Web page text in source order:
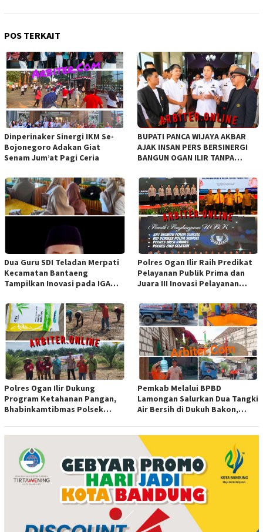
POS TERKAIT
Dinperinaker Sinergi IKM Se-
Bojonegoro Adakan Giat
Senam Jum’at Pagi Ceria
BUPATI PANCA WIJAYA AKBAR
AJAK INSAN PERS BERSINERGI
BANGUN OGAN ILIR TANPA
Dua Guru SDI Teladan Merpati
Kecamatan Bantaeng
Tampilkan Inovasi pada IGA
Sulawesi
Polres Ogan Ilir Raih Predikat
Pelayanan Publik Prima dan
Juara III Inovasi Pelayanan
Polres Ogan Ilir Dukung
Program Ketahanan Pangan,
Bhabinkamtibmas Polsek
Jagung Pipil di Desa Sungai
Pemkab Melalui BPBD
Lamongan Salurkan Dua Tangki
Air Bersih di Dukuh Bakon,